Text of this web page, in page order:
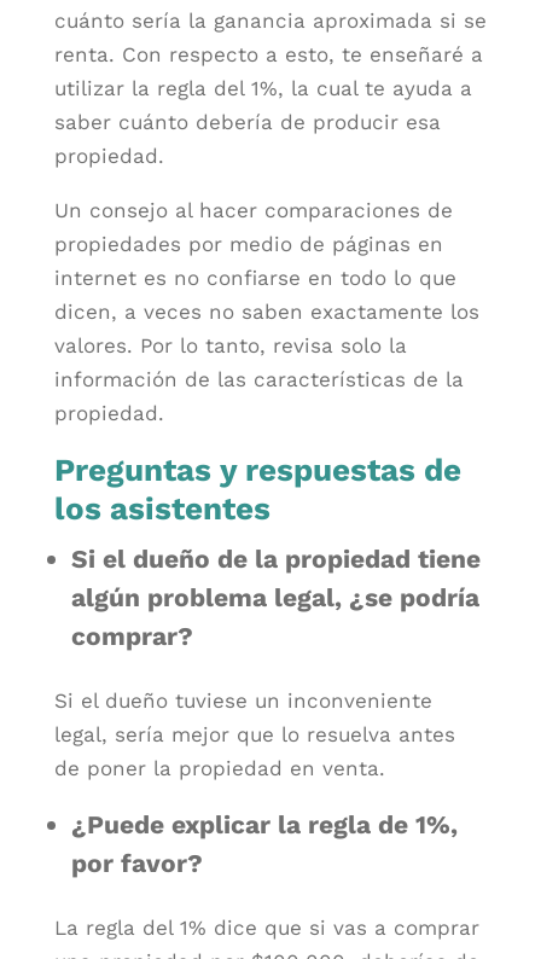
cuánto sería la ganancia aproximada si se
renta. Con respecto a esto, te enseñaré a
utilizar la regla del 1%, la cual te ayuda a
saber cuánto debería de producir esa
propiedad.
Un consejo al hacer comparaciones de
propiedades por medio de páginas en
internet es no confiarse en todo lo que
dicen, a veces no saben exactamente los
valores. Por lo tanto, revisa solo la
información de las características de la
propiedad.
Preguntas y respuestas de
los asistentes
Si el dueño de la propiedad tiene
algún problema legal, ¿se podría
comprar?
Si el dueño tuviese un inconveniente
legal, sería mejor que lo resuelva antes
de poner la propiedad en venta.
¿Puede explicar la regla de 1%,
por favor?
La regla del 1% dice que si vas a comprar